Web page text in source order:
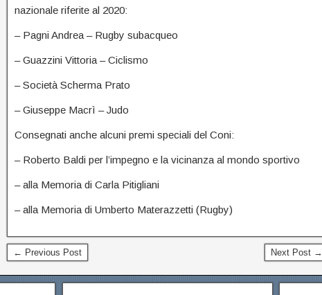
nazionale riferite al 2020:
– Pagni Andrea – Rugby subacqueo
– Guazzini Vittoria – Ciclismo
– Società Scherma Prato
– Giuseppe Macrì – Judo
Consegnati anche alcuni premi speciali del Coni:
– Roberto Baldi per l’impegno e la vicinanza al mondo sportivo
– alla Memoria di Carla Pitigliani
– alla Memoria di Umberto Materazzetti (Rugby)
← Previous Post Next Post →